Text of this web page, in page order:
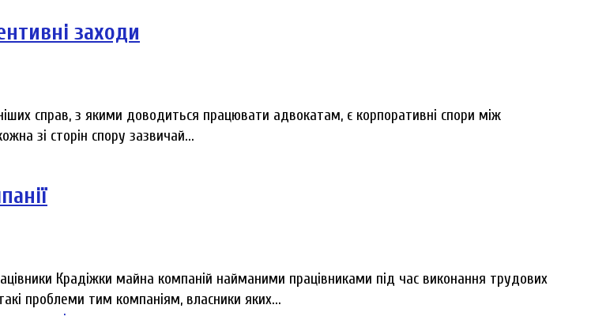
заходи
справ, з якими доводиться працювати адвокатам, є корпоративні спори між
зі сторін спору зазвичай...
Крадіжки майна компаній найманими працівниками під час виконання трудових
проблеми тим компаніям, власники яких...